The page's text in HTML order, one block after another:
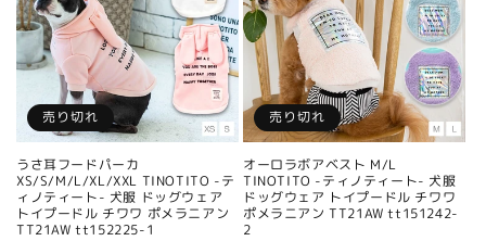
売り切れ
うさ耳フードパーカ
XS/S/M/L/XL/XXL TINOTITO -テ
ィノティート- 犬服 ドッグウェア
トイプードル チワワ ポメラニアン
TT21AW tt152225-1
売り切れ
オーロラボアベスト M/L
TINOTITO -ティノティート- 犬服
ドッグウェア トイプードル チワワ
ポメラニアン TT21AW tt151242-
2